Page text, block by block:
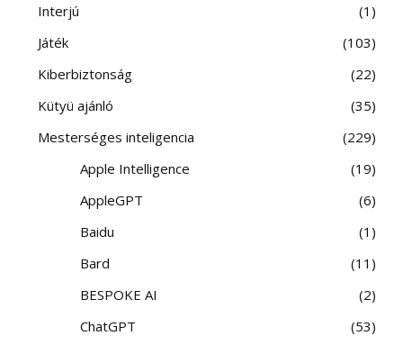
Interjú
1
Játék
103
Kiberbiztonság
22
Kütyü ajánló
35
Mesterséges inteligencia
229
Apple Intelligence
19
AppleGPT
6
Baidu
1
Bard
11
BESPOKE AI
2
ChatGPT
53